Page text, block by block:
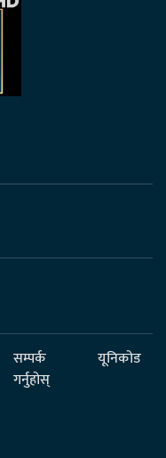
सम्पर्क
गर्नुहोस्
यूनिकोड